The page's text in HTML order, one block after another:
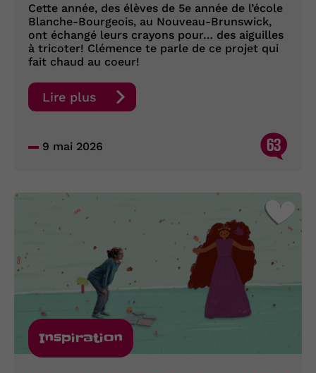
Cette année, des élèves de 5e année de l’école
Blanche-Bourgeois, au Nouveau-Brunswick,
ont échangé leurs crayons pour… des aiguilles
à tricoter! Clémence te parle de ce projet qui
fait chaud au coeur!
Lire plus
9 mai 2026 63
Inspiration